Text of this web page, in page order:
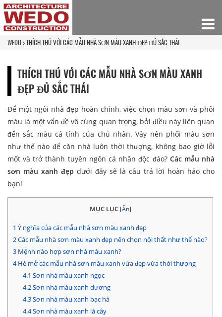
WEDO THÍCH THÚ VỚI CÁC MẪU NHÀ SƠN MÀU XANH ĐẸP ĐỦ SẮC THÁI
THÍCH THÚ VỚI CÁC MẪU NHÀ SƠN MÀU XANH
ĐẸP ĐỦ SẮC THÁI
Để một ngôi nhà đẹp hoàn chỉnh, việc chọn màu sơn và phối
màu là một vấn đề vô cùng quan trọng, bởi điều này liên quan
đến sắc màu cá tính của chủ nhân. Vậy nên phối màu sơn
như thế nào để căn nhà luôn thời thượng, không bao giờ lỗi
mốt và trở thành tuyên ngôn cá nhân độc đáo? Các mẫu nhà
sơn màu xanh đẹp dưới đây sẽ là câu trả lời hoàn hảo cho
bạn!
MỤC LỤC [Ẩn]
1 Ý nghĩa của các mẫu nhà sơn màu xanh đẹp
2Các mẫu nhà sơn màu xanh đẹp nên chọn nội thất như thế nào?
3 Mệnh nào hợp sơn nhà màu xanh?
4Hé mở các mẫu nhà sơn màu xanh vừa đẹp vừa thời thượng
4.1 Sơn nhà màu xanh ngọc
4.2Sơn nhà màu xanh dương
4.3Sơn nhà màu xanh bạc hà
4.4Sơn nhà màu xanh lá cây